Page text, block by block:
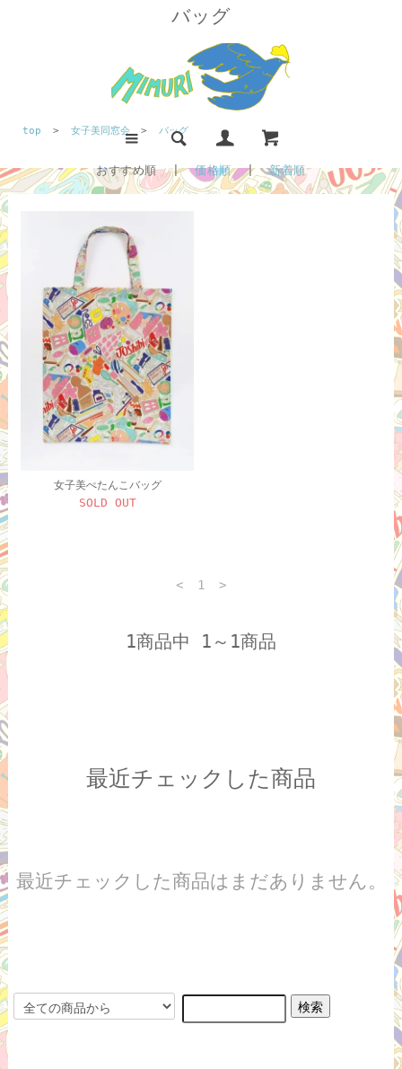
バッグ
top > 女子美同窓会 > バッグ
おすすめ順 |価格順|新着順
女子美ぺたんこバッグ
SOLD OUT
< 1 >
1商品中 1～1商品
最近チェックした商品
最近チェックした商品はまだありません。